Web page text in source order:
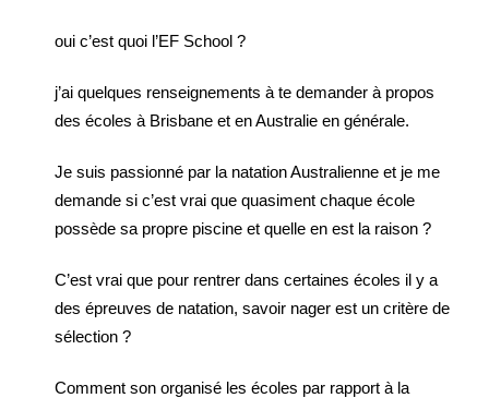
oui c’est quoi l’EF School ?
j’ai quelques renseignements à te demander à propos
des écoles à Brisbane et en Australie en générale.
Je suis passionné par la natation Australienne et je me
demande si c’est vrai que quasiment chaque école
possède sa propre piscine et quelle en est la raison ?
C’est vrai que pour rentrer dans certaines écoles il y a
des épreuves de natation, savoir nager est un critère de
sélection ?
Comment son organisé les écoles par rapport à la